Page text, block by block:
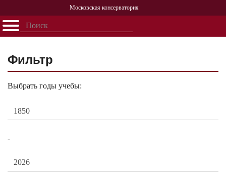
Московская консерватория
Открыть - закрыть
Фильтр
Выбрать годы учебы:
-